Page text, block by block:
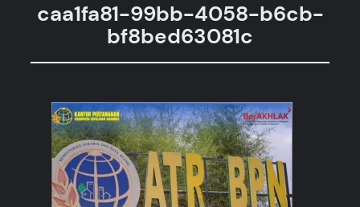
caa1fa81-99bb-4058-b6cb-
bf8bed63081c